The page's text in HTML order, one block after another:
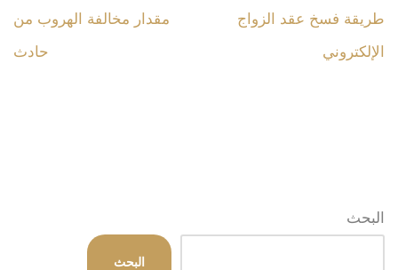
طريقة فسخ عقد الزواج
الإلكتروني
مقدار مخالفة الهروب من
حادث
البحث
البحث